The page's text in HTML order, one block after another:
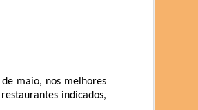
maio, nos melhores
indicados,
com a jornalista e
Nas palestras da
tivemos uma